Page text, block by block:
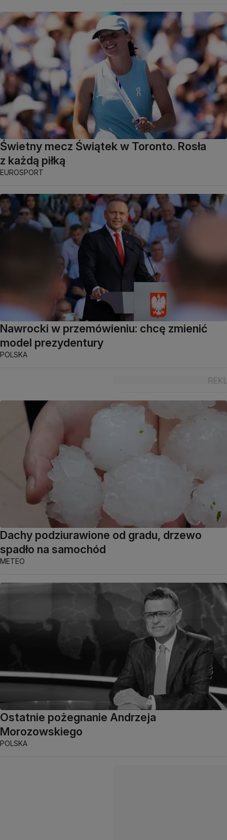
Świetny mecz Świątek w Toronto. Rosła
z każdą piłką
EUROSPORT
Nawrocki w przemówieniu: chcę zmienić
model prezydentury
POLSKA
Dachy podziurawione od gradu, drzewo
spadło na samochód
METEO
Ostatnie pożegnanie Andrzeja
Morozowskiego
POLSKA